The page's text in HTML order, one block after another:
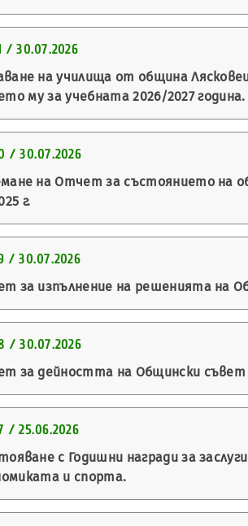
/ 30.07.2026
на училища от община
му за учебната 2026/2027 година.
/ 30.07.2026
на Отчет за състоянието на
г.
/ 30.07.2026
за изпълнение на решенията на
/ 30.07.2026
за дейността на Общински съвет –
/ 25.06.2026
с Годишни награди за
и спорта.